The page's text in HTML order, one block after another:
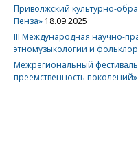
Приволжский культурно-
Пенза» 18.09.2025
III Международная научно-
этномузыкологии и
Межрегиональный
преемственность